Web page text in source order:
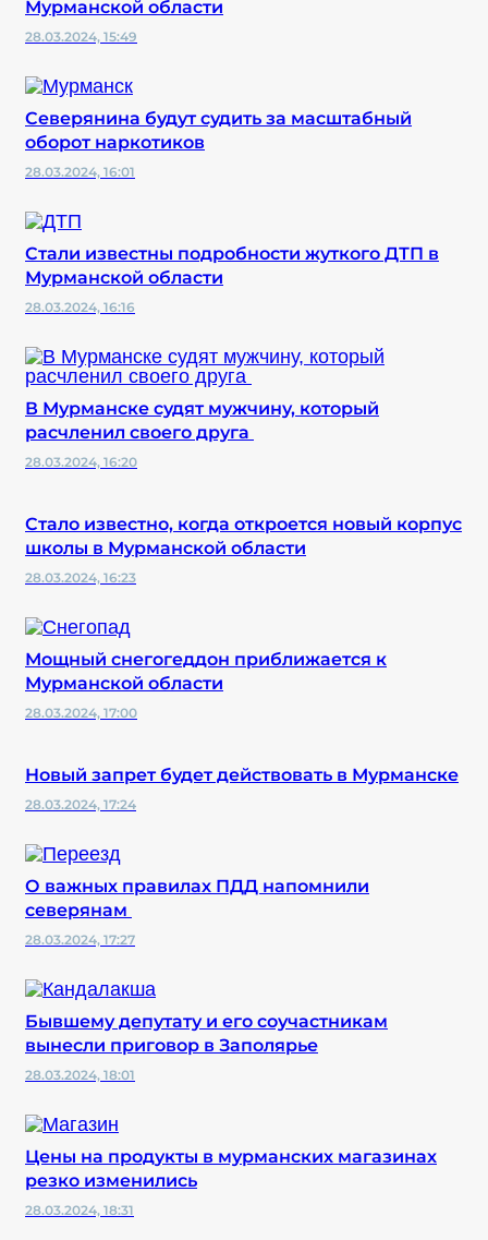
Мурманской области
28.03.2024, 15:49
Северянина будут судить за масштабный
оборот наркотиков
28.03.2024, 16:01
Стали известны подробности жуткого ДТП в
Мурманской области
28.03.2024, 16:16
В Мурманске судят мужчину, который
расчленил своего друга
28.03.2024, 16:20
Стало известно, когда откроется новый корпус
школы в Мурманской области
28.03.2024, 16:23
Мощный снегогеддон приближается к
Мурманской области
28.03.2024, 17:00
Новый запрет будет действовать в Мурманске
28.03.2024, 17:24
О важных правилах ПДД напомнили
северянам
28.03.2024, 17:27
Бывшему депутату и его соучастникам
вынесли приговор в Заполярье
28.03.2024, 18:01
Цены на продукты в мурманских магазинах
резко изменились
28.03.2024, 18:31